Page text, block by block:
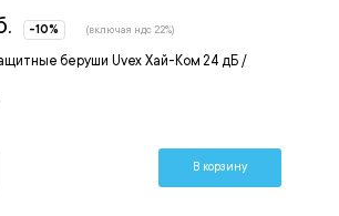
беруши Uvex Хай-Ком 24 дБ /
-10% (включая ндс 22%)
В корзину